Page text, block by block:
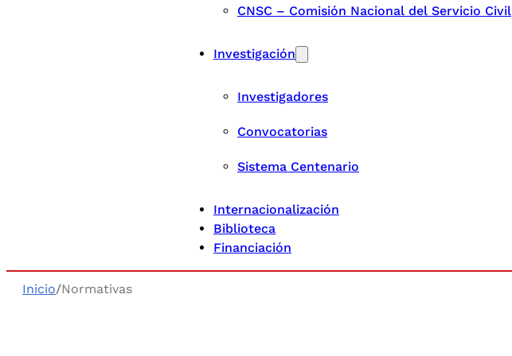
CNSC – Comisión Nacional del Servicio Civil
Investigación
Investigadores
Convocatorias
Sistema Centenario
Internacionalización
Biblioteca
Financiación
Inicio/Normativas